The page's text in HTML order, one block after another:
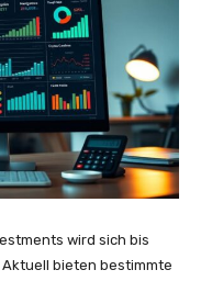
wird sich bis
bieten bestimmte